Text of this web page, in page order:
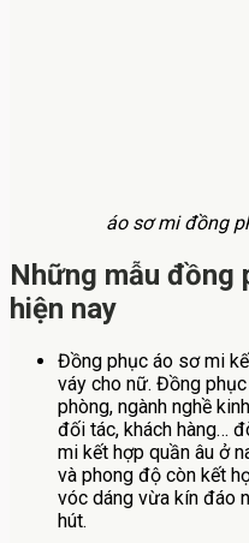
áo sơ mi đồng
Những mẫu đồng
hiện nay
Đồng phục áo sơ mi
váy cho nữ. Đồng
phòng, ngành nghề
đối tác, khách hàng…
mi kết hợp quần âu ở
và phong độ còn kết
vóc dáng vừa kín đáo
hút.